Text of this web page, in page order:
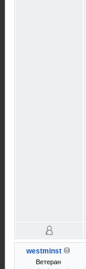
westminst
Ветеран